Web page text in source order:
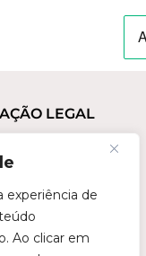
experiência de
Ao clicar em
LEGAL
de Revenda